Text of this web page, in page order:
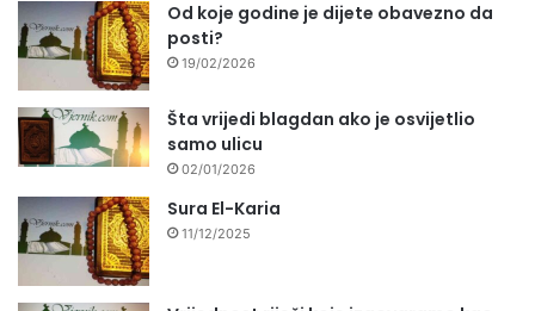
Od koje godine je dijete obavezno da
posti?
19/02/2026
Šta vrijedi blagdan ako je osvijetlio
samo ulicu
02/01/2026
Sura El-Karia
11/12/2025